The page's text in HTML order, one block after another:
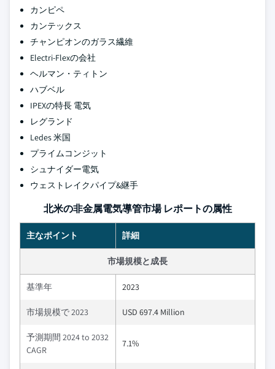
カンピペ
カンテックス
チャンピオンのガラス繊維
Electri-Flexの会社
ヘルマン・ティトン
ハブベル
IPEXの特長 電気
レグランド
Ledes 米国
プライムコンジット
シュナイダー電気
ウェストレイクパイプ&継手
北米の非金属電気導管市場 レポートの属性
主なポイント 詳細
市場規模と成長
基準年 2023
市場規模で 2023 USD 697.4 Million
予測期間 2024 to 2032
CAGR
7.1%